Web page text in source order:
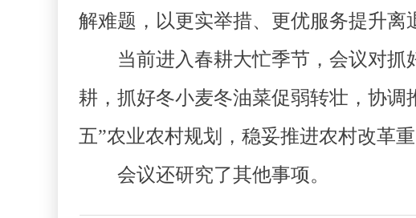
解难题，以更实举措、更优服务提升离
当前进入春耕大忙季节，会议对抓
耕，抓好冬小麦冬油菜促弱转壮，协调
五”农业农村规划，稳妥推进农村改革
会议还研究了其他事项。